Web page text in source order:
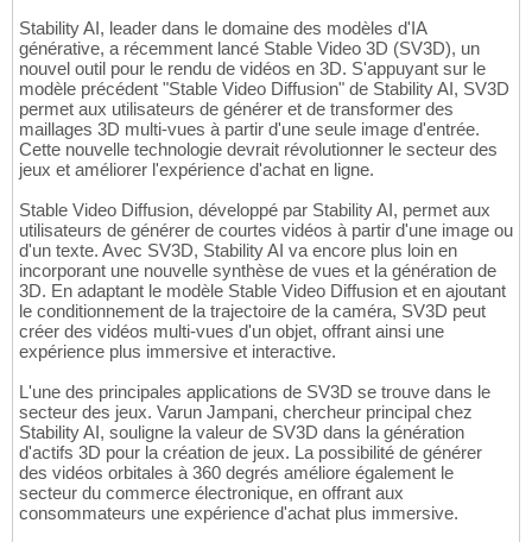
Stability AI, leader dans le domaine des modèles d'IA
générative, a récemment lancé Stable Video 3D (SV3D), un
nouvel outil pour le rendu de vidéos en 3D. S'appuyant sur le
modèle précédent "Stable Video Diffusion" de Stability AI, SV3D
permet aux utilisateurs de générer et de transformer des
maillages 3D multi-vues à partir d'une seule image d'entrée.
Cette nouvelle technologie devrait révolutionner le secteur des
jeux et améliorer l'expérience d'achat en ligne.
Stable Video Diffusion, développé par Stability AI, permet aux
utilisateurs de générer de courtes vidéos à partir d'une image ou
d'un texte. Avec SV3D, Stability AI va encore plus loin en
incorporant une nouvelle synthèse de vues et la génération de
3D. En adaptant le modèle Stable Video Diffusion et en ajoutant
le conditionnement de la trajectoire de la caméra, SV3D peut
créer des vidéos multi-vues d'un objet, offrant ainsi une
expérience plus immersive et interactive.
L'une des principales applications de SV3D se trouve dans le
secteur des jeux. Varun Jampani, chercheur principal chez
Stability AI, souligne la valeur de SV3D dans la génération
d'actifs 3D pour la création de jeux. La possibilité de générer
des vidéos orbitales à 360 degrés améliore également le
secteur du commerce électronique, en offrant aux
consommateurs une expérience d'achat plus immersive.